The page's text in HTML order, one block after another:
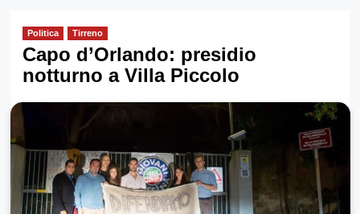
Politica Tirreno
Capo d’Orlando: presidio
notturno a Villa Piccolo